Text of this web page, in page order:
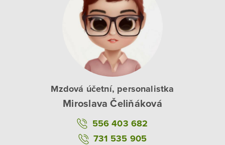
Mzdová účetní, personalistka
Miroslava Čeliňáková
556 403 682
731 535 905